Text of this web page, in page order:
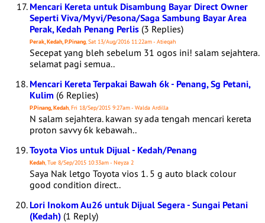
Mencari Kereta untuk Disambung Bayar Direct Owner
Seperti Viva/Myvi/Pesona/Saga Sambung Bayar Area
Perak, Kedah Penang Perlis (3 Replies)
Perak, Kedah, P.Pinang, Sat 13/Aug/2016 11:22am - Atieqah
Secepat yang bleh sebelum 31 ogos ini! salam sejahtera.
selamat pagi semua..
Mencari Kereta Terpakai Bawah 6k - Penang, Sg Petani,
Kulim (6 Replies)
P.Pinang, Kedah, Fri 18/Sep/2015 9:27am - Walda Ardilla
N salam sejahtera. kawan sy ada tengah mencari kereta
proton savvy 6k kebawah..
Toyota Vios untuk Dijual - Kedah/Penang
Kedah, Tue 8/Sep/2015 10:33am - Neyza 2
Saya Nak letgo Toyota vios 1. 5 g auto black colour
good condition direct..
Lori Inokom Au26 untuk Dijual Segera - Sungai Petani
(Kedah) (1 Reply)